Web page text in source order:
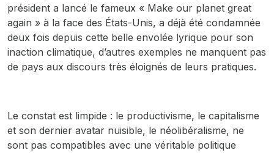
président a lancé le fameux « Make our planet great
again » à la face des États-Unis, a déjà été condamnée
deux fois depuis cette belle envolée lyrique pour son
inaction climatique, d’autres exemples ne manquent pas
de pays aux discours très éloignés de leurs pratiques.
Le constat est limpide : le productivisme, le capitalisme
et son dernier avatar nuisible, le néolibéralisme, ne
sont pas compatibles avec une véritable politique